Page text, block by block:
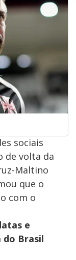
sociais
de volta da
Maltino
que o
com o
e
do Brasil